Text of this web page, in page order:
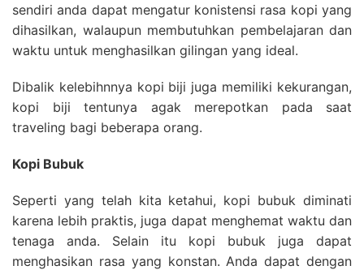
sendiri anda dapat mengatur konistensi rasa kopi yang
dihasilkan, walaupun membutuhkan pembelajaran dan
waktu untuk menghasilkan gilingan yang ideal.
Dibalik kelebihnnya kopi biji juga memiliki kekurangan,
kopi biji tentunya agak merepotkan pada saat
traveling bagi beberapa orang.
Kopi Bubuk
Seperti yang telah kita ketahui, kopi bubuk diminati
karena lebih praktis, juga dapat menghemat waktu dan
tenaga anda. Selain itu kopi bubuk juga dapat
menghasikan rasa yang konstan. Anda dapat dengan